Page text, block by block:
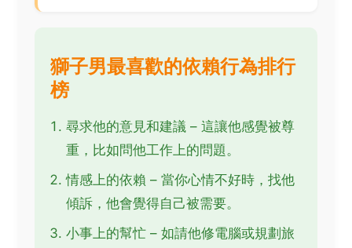
獅子男最喜歡的依賴行為排行
榜
尋求他的意見和建議 – 這讓他感覺被尊
重，比如問他工作上的問題。
情感上的依賴 – 當你心情不好時，找他
傾訴，他會覺得自己被需要。
小事上的幫忙 – 如請他修電腦或規劃旅